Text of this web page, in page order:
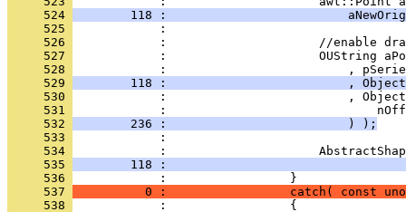
     524
118 :
     525
     526
     527
     528
     529
118 :                         ,
     530
     531
     532
        236 :                         ) );
     533
     534
     535
118 :
     536
     537
0 :                 catch( const
     538